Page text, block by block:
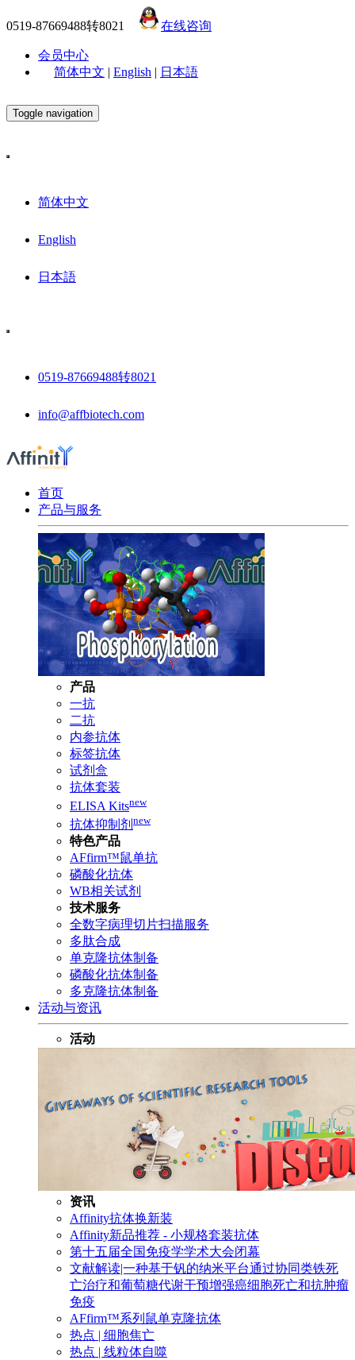
0519-87669488转8021 在线咨询
会员中心
简体中文 | English | 日本語
Toggle navigation
简体中文
English
日本語
0519-87669488转8021
info@affbiotech.com
首页
产品与服务
产品
一抗
二抗
内参抗体
标签抗体
试剂盒
抗体套装
ELISA Kitsnew
抗体抑制剂 new
特色产品
AFfirm™鼠单抗
磷酸化抗体
WB相关试剂
技术服务
全数字病理切片扫描服务
多肽合成
单克隆抗体制备
磷酸化抗体制备
多克隆抗体制备
活动与资讯
活动
资讯
Affinity抗体换新装
Affinity新品推荐 - 小规格套装抗体
第十五届全国免疫学学术大会闭幕
文献解读|一种基于钒的纳米平台通过协同类铁死
亡治疗和葡萄糖代谢干预增强癌细胞死亡和抗肿瘤
免疫
AFfirm™系列鼠单克隆抗体
热点 | 细胞焦亡
热点 | 线粒体自噬